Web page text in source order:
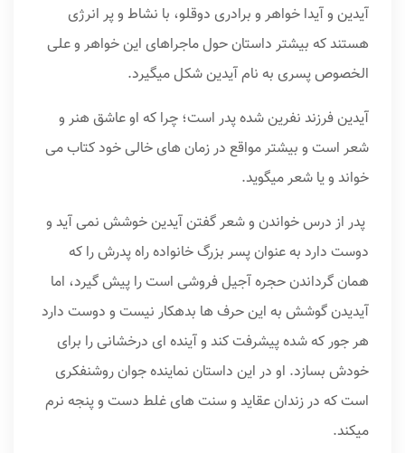
آیدین و آیدا خواهر و برادری دوقلو، با نشاط و پر انرژی
هستند که بیشتر داستان حول ماجراهای این خواهر و علی
الخصوص پسری به نام آیدین شکل میگیرد.
آیدین فرزند نفرین شده پدر است؛ چرا که او عاشق هنر و
شعر است و بیشتر مواقع در زمان های خالی خود کتاب می
خواند و یا شعر میگوید.
پدر از درس خواندن و شعر گفتن آیدین خوشش نمی آید و
دوست دارد به عنوان پسر بزرگ خانواده راه پدرش را که
همان گرداندن حجره آجیل فروشی است را پیش گیرد، اما
آیدیدن گوشش به این حرف ها بدهکار نیست و دوست دارد
هر جور که شده پیشرفت کند و آینده ای درخشانی را برای
خودش بسازد. او در این داستان نماینده جوان روشنفکری
است که در زندان عقاید و سنت های غلط دست و پنجه نرم
میکند.